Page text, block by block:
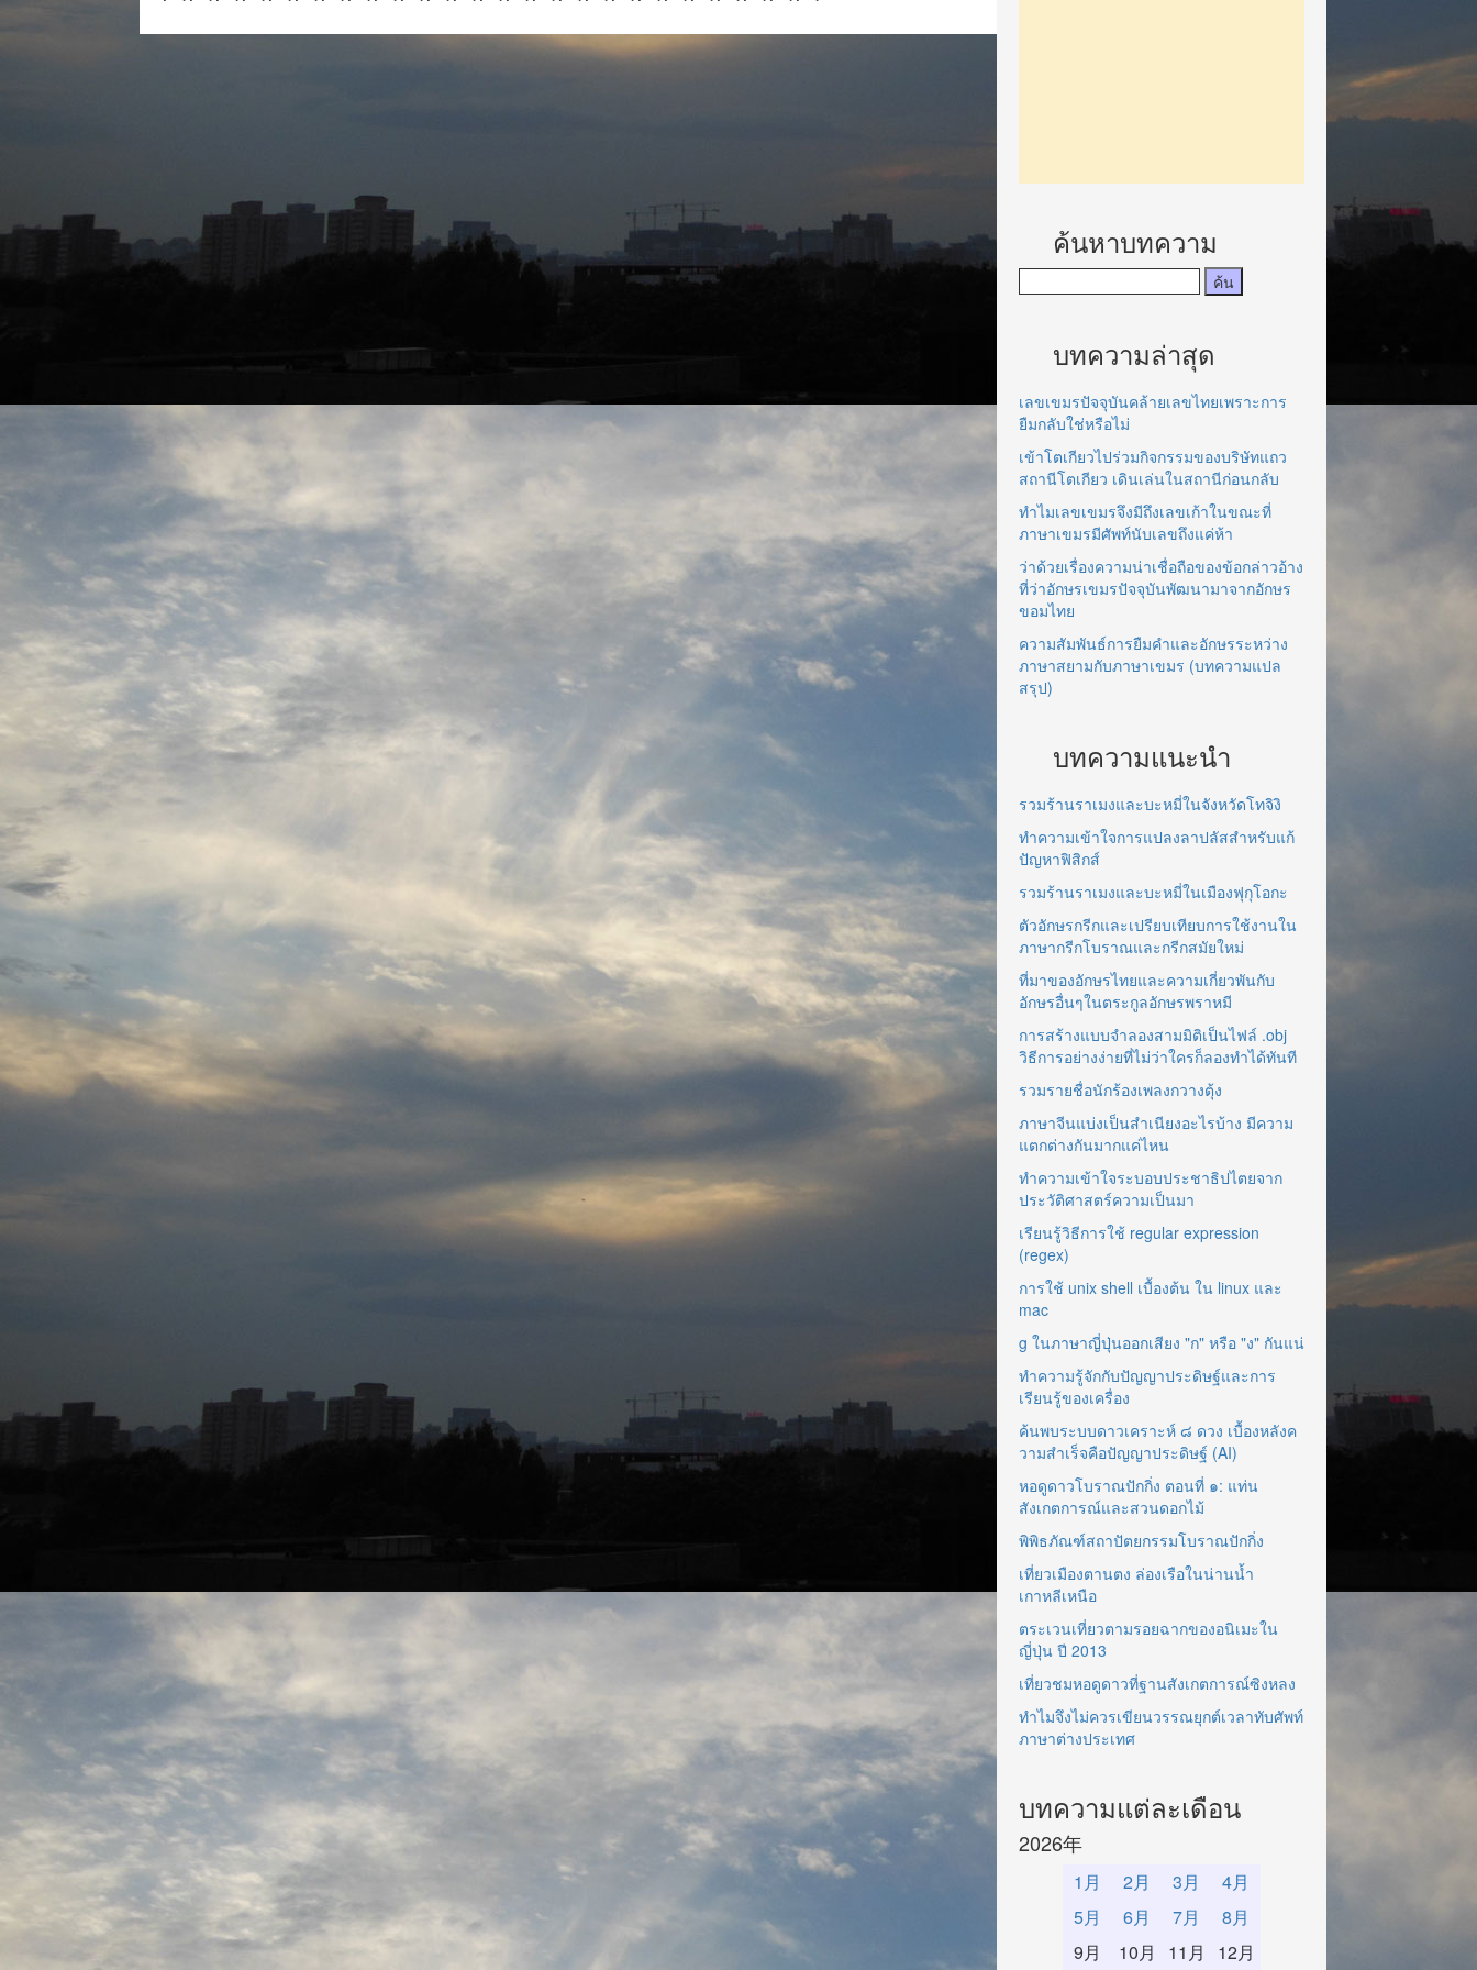
ค้นหาบทความ
บทความล่าสุด
เลขเขมรปัจจุบันคล้ายเลขไทยเพราะการ
ยืมกลับใช่หรือไม่
เข้าโตเกียวไปร่วมกิจกรรมของบริษัทแถว
สถานีโตเกียว เดินเล่นในสถานีก่อนกลับ
ทำไมเลขเขมรจึงมีถึงเลขเก้าในขณะที่
ภาษาเขมรมีศัพท์นับเลขถึงแค่ห้า
ว่าด้วยเรื่องความน่าเชื่อถือของข้อกล่าวอ้าง
ที่ว่าอักษรเขมรปัจจุบันพัฒนามาจากอักษร
ขอมไทย
ความสัมพันธ์การยืมคำและอักษรระหว่าง
ภาษาสยามกับภาษาเขมร (บทความแปล
สรุป)
บทความแนะนำ
รวมร้านราเมงและบะหมี่ในจังหวัดโทจิงิ
ทำความเข้าใจการแปลงลาปลัสสำหรับแก้
ปัญหาฟิสิกส์
รวมร้านราเมงและบะหมี่ในเมืองฟุกุโอกะ
ตัวอักษรกรีกและเปรียบเทียบการใช้งานใน
ภาษากรีกโบราณและกรีกสมัยใหม่
ที่มาของอักษรไทยและความเกี่ยวพันกับ
อักษรอื่นๆในตระกูลอักษรพราหมี
การสร้างแบบจำลองสามมิติเป็นไฟล์ .obj
วิธีการอย่างง่ายที่ไม่ว่าใครก็ลองทำได้ทันที
รวมรายชื่อนักร้องเพลงกวางตุ้ง
ภาษาจีนแบ่งเป็นสำเนียงอะไรบ้าง มีความ
แตกต่างกันมากแค่ไหน
ทำความเข้าใจระบอบประชาธิปไตยจาก
ประวัติศาสตร์ความเป็นมา
เรียนรู้วิธีการใช้ regular expression
(regex)
การใช้ unix shell เบื้องต้น ใน linux และ
mac
g ในภาษาญี่ปุ่นออกเสียง "ก" หรือ "ง" กันแน่
ทำความรู้จักกับปัญญาประดิษฐ์และการ
เรียนรู้ของเครื่อง
ค้นพบระบบดาวเคราะห์ ๘ ดวง เบื้องหลังค
วามสำเร็จคือปัญญาประดิษฐ์ (AI)
หอดูดาวโบราณปักกิ่ง ตอนที่ ๑: แท่น
สังเกตการณ์และสวนดอกไม้
พิพิธภัณฑ์สถาปัตยกรรมโบราณปักกิ่ง
เที่ยวเมืองตานตง ล่องเรือในน่านน้ำ
เกาหลีเหนือ
ตระเวนเที่ยวตามรอยฉากของอนิเมะใน
ญี่ปุ่น ปี 2013
เที่ยวชมหอดูดาวที่ฐานสังเกตการณ์ซิงหลง
ทำไมจึงไม่ควรเขียนวรรณยุกต์เวลาทับศัพท์
ภาษาต่างประเทศ
บทความแต่ละเดือน
2026年
1月 2月 3月
4月
5月
6月 7月
8月
9月
10月 11月 12月